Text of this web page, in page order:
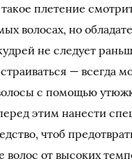
плетение
волосах, но
не следует
— всегда
с помощью
этим нанести
чтоб
волос от высоких